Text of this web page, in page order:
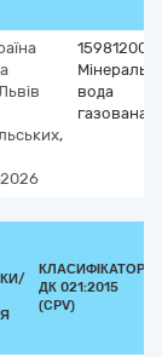
15981200-
вода
газована
КЛАСИФІКАТОР
ДК 021:2015
(CPV)